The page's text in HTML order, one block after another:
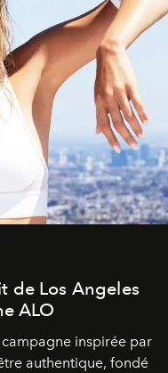
de Los Angeles
ALO
inspirée par
authentique, fondé